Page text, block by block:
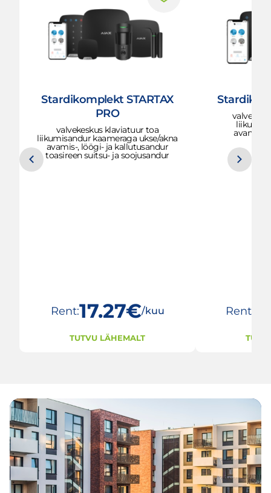
Stardikomplekt STARTAX
PRO
valvekeskus klaviatuur toa
liikumisandur kaameraga ukse/akna
avamis-, löögi- ja kallutusandur
toasireen suitsu- ja soojusandur
Rent:17.27€/kuu
TUTVU LÄHEMALT
Rent: